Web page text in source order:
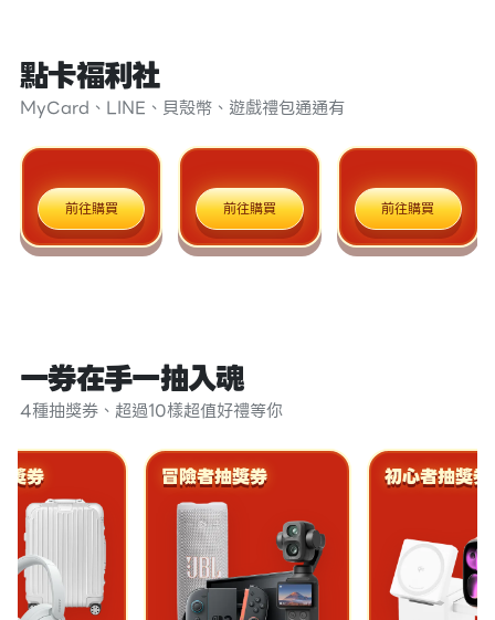
點卡福利社
MyCard、LINE、貝殼幣、遊戲禮包通通有
前往購買 前往購買 前往購買
一券在手一抽入魂
4種抽獎券、超過10樣超值好禮等你
冒險者抽獎券 初心者抽獎券